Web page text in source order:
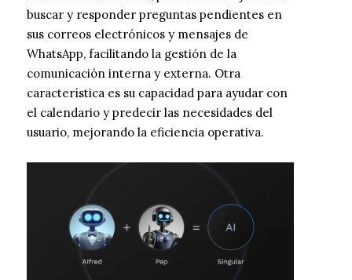
buscar y responder preguntas pendientes en
sus correos electrónicos y mensajes de
WhatsApp, facilitando la gestión de la
comunicación interna y externa. Otra
característica es su capacidad para ayudar con
el calendario y predecir las necesidades del
usuario, mejorando la eficiencia operativa.